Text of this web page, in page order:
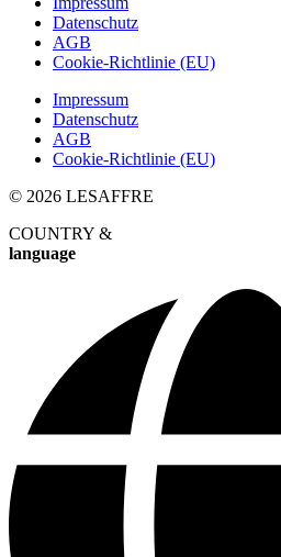
Datenschutz
AGB
Cookie-Richtlinie (EU)
Impressum
Datenschutz
AGB
Cookie-Richtlinie (EU)
© 2026 LESAFFRE
COUNTRY &
language